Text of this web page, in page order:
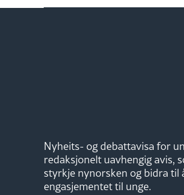
Nyheits- og debattavisa for
redaksjonelt uavhengig avis,
styrkje nynorsken og bidra til
engasjementet til unge.